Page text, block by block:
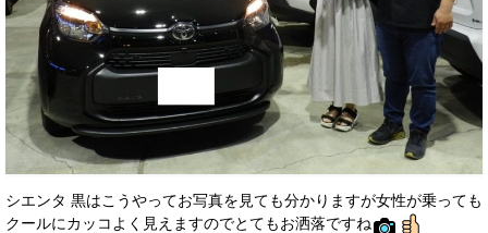
お客様の声
お問い合わせ
メールフォーム
電話はこちら
シエンタ 黒はこうやってお写真を見ても分かりますが女性が乗っても
クールにカッコよく見えますのでとてもお洒落ですね